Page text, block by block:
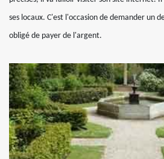
ses locaux. C'est l'occasion de demander un
obligé de payer de l'argent.